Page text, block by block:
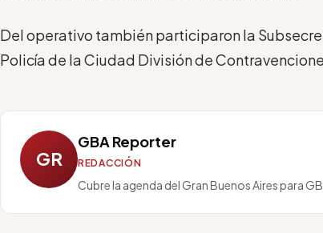
Del operativo también participaron la
Policía de la Ciudad División de
GR
GBA Reporter
REDACCIÓN
Cubre la agenda del Gran Buenos Aires para